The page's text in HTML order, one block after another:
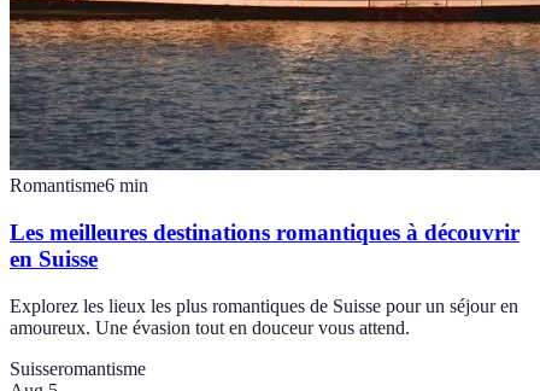
Romantisme6 min
Les meilleures destinations romantiques à découvrir
en Suisse
Explorez les lieux les plus romantiques de Suisse pour un séjour en
amoureux. Une évasion tout en douceur vous attend.
Suisseromantisme